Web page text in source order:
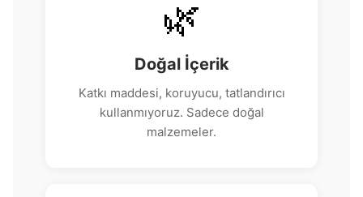
🌿
Doğal İçerik
Katkı maddesi, koruyucu, tatlandırıcı
kullanmıyoruz. Sadece doğal
malzemeler.